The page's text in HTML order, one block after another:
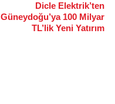
Dicle Elektrik’ten
Güneydoğu’ya 100 Milyar
TL’lik Yeni Yatırım